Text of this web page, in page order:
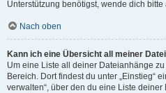
Unterstützung benötigst, wende dich
Nach oben
Kann ich eine Übersicht all meiner
Um eine Liste all deiner Dateianhänge
Bereich. Dort findest du unter „Einstieg“
verwalten“, über den du eine Liste